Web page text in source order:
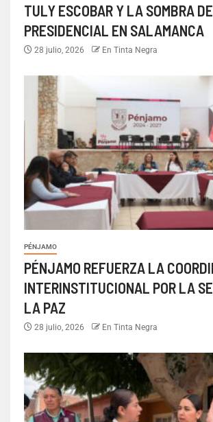
TULY ESCOBAR Y LA SOMBRA
PRESIDENCIAL EN SALAMANCA
28 julio, 2026 En Tinta Negra
PÉNJAMO
PÉNJAMO REFUERZA LA
INTERINSTITUCIONAL POR LA
LA PAZ
28 julio, 2026 En Tinta Negra